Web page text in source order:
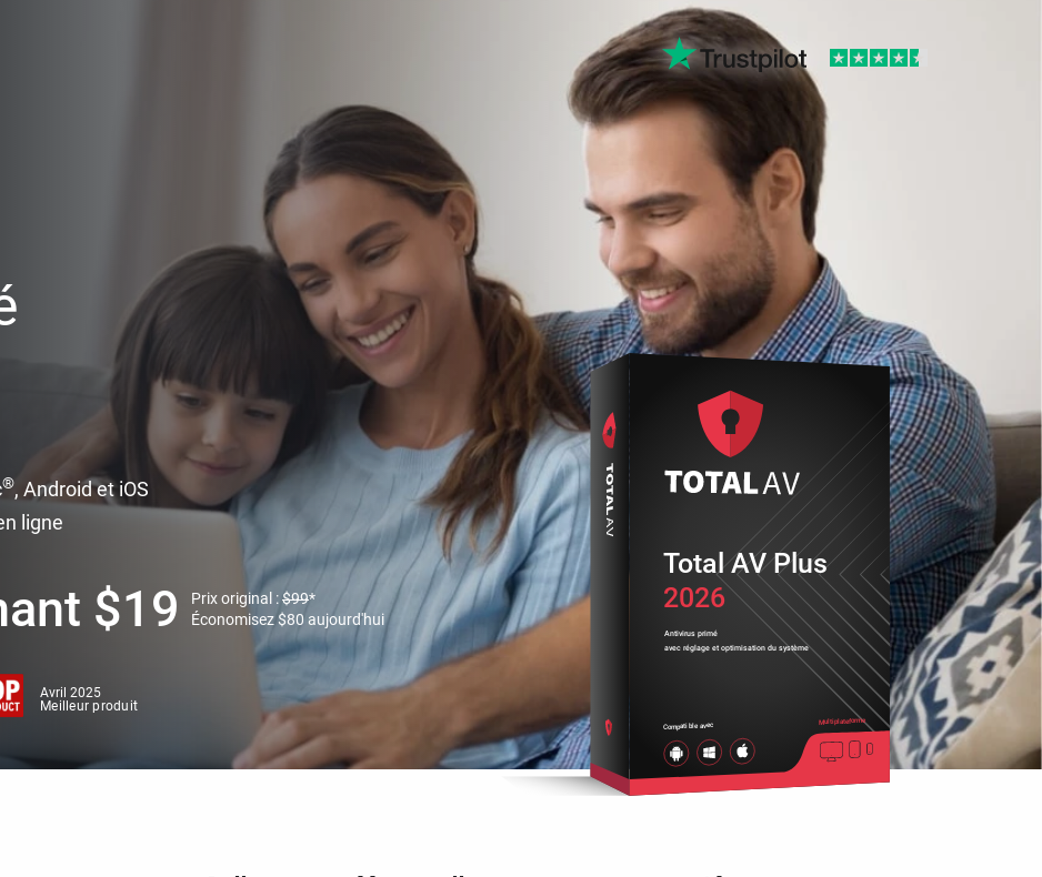
®, Android et iOS
ligne
$19 Prix original :$99*
Économisez$80 aujourd'hui
Avril 2025
Meilleur produit
2026
Antivirus primé
avec réglage et optimisation du système
Compatible avec Multiplateforme
Total AV Plus